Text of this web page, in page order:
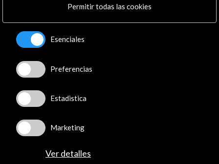
ALERTAS
Contacta
info@accioncultural.es
+34 91 700 4000
José Abascal, 4 - 4º
28003 Madrid, España
Canales de contacto
Permitir todas las cookies
Esenciales
Preferencias
Estadistica
Marketing
Ver detalles